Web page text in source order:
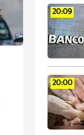
20:09
20:00